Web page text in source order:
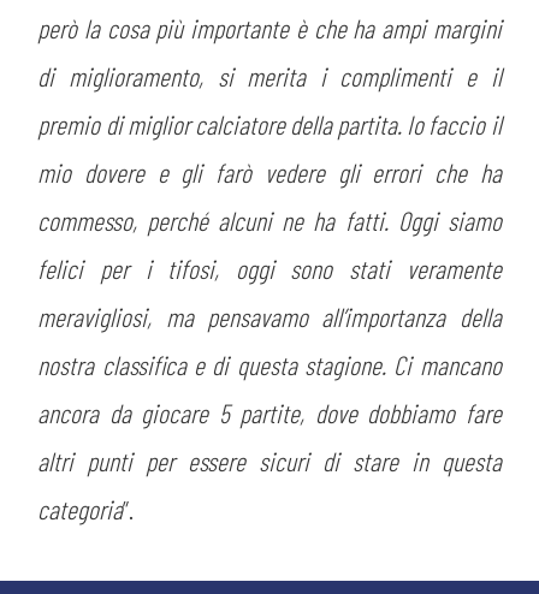
però la cosa più importante è che ha ampi margini
di miglioramento, si merita i complimenti e il
premio di miglior calciatore della partita. Io faccio il
mio dovere e gli farò vedere gli errori che ha
commesso, perché alcuni ne ha fatti. Oggi siamo
felici per i tifosi, oggi sono stati veramente
meravigliosi, ma pensavamo all’importanza della
nostra classifica e di questa stagione. Ci mancano
ancora da giocare 5 partite, dove dobbiamo fare
altri punti per essere sicuri di stare in questa
categoria”.